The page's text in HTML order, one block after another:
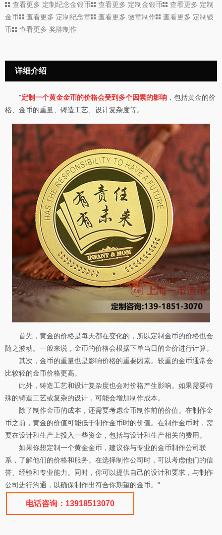
查看更多 定制纪念金银币 查看更多 定制金银币 查看更多 定制
金币
查看更多 定制纪念章 查看更多 徽章制作 查看更多 定制银
币
查看更多 奖牌制作
详细介绍
"定制一个黄金金币的价格会受到多个因素的影响 ，包括黄金的价
格、金币的重量、铸造工艺、设计复杂度等。
首先，黄金的价格是每天都在变化的，所以定制金币的价格也会
随之波动。一般来说，金币的价格会根据下单当日的金价进行计算。
其次，金币的重量也是影响价格的重要因素。较重的金币通常会
比较轻的金币价格更高。
此外，铸造工艺和设计复杂度也会对价格产生影响。如果需要特
殊的铸造工艺或复杂的设计，可能会增加制作成本。
除了制作金币的成本，还需要考虑金币制作前的价值。在制作金
币之前，黄金的价值可能低于制作金币时的价值。在制作金币时，需
要在设计和生产上投入一些资金，包括与设计和生产相关的费用。
如果你想定制一个黄金金币，建议你与专业的金币制作公司联
系，了解他们的价格和服务。在选择制作公司时，可以考虑他们的信
誉、经验和专业能力。同时，你可以提供自己的设计和要求，与制作
公司进行沟通，以确保制作出符合你期望的金币。"
电话咨询：13918513070